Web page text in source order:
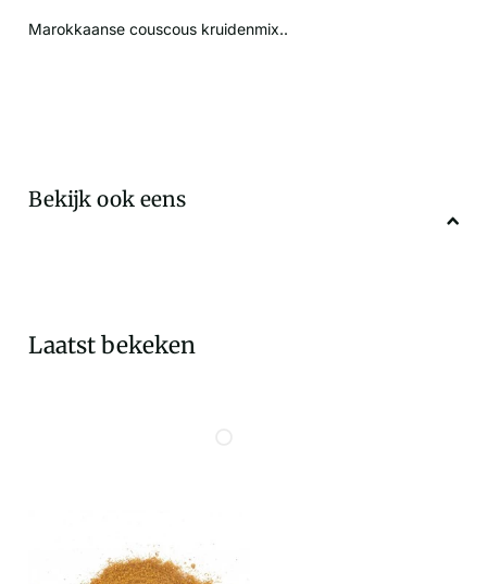
Marokkaanse couscous kruidenmix..
Bekijk ook eens
Laatst bekeken